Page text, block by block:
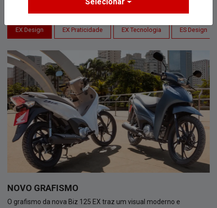
EX Design EX Praticidade EX Tecnologia ES Design
NOVO GRAFISMO
O grafismo da nova Biz 125 EX traz um visual moderno e